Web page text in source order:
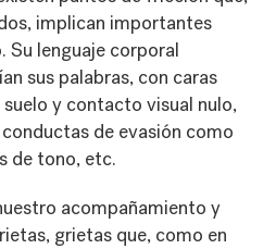
implican importantes
Su lenguaje corporal
sus palabras, con caras
suelo y contacto visual nulo,
de evasión como
de tono, etc.
acompañamiento y
grietas que, como en